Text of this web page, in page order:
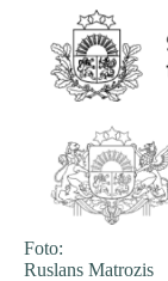
Foto:
Ruslans Matrozis